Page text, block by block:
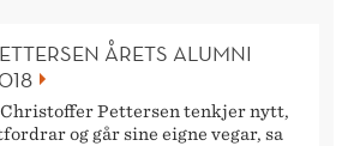
ÅRETS ALUMNI
Christoffer Pettersen tenkjer nytt,
og går sine eigne vegar, sa